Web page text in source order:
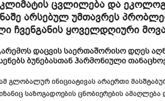
კლიმატის ცვლილება და
არსებულ უმთავრეს
ჩვენგანის ყოველდღიური
დაცვის საერთაშორისოდღეს
ბუნებასთანჰარმონიული
გლობალურ ინიციატივას არაერთი
საზოგადოების ცნობიერების ამაღლება